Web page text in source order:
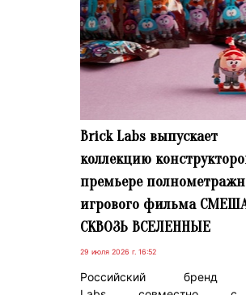
Brick Labs выпускает
коллекцию
премьере
игрового фильма
СКВОЗЬ ВСЕЛЕННЫЕ
29 июля 2026 г. 16:52
Российский бренд